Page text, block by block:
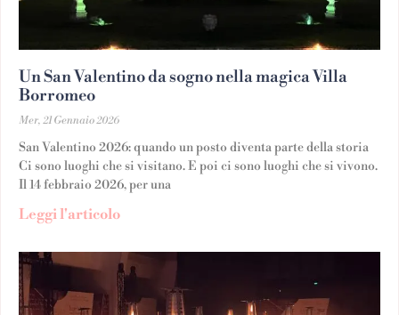
Un San Valentino da sogno nella magica Villa
Borromeo
Mer, 21 Gennaio 2026
San Valentino 2026: quando un posto diventa parte della storia
Ci sono luoghi che si visitano. E poi ci sono luoghi che si vivono.
Il 14 febbraio 2026, per una
Leggi l'articolo